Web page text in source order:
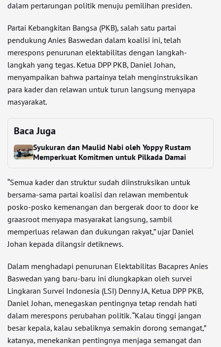
dalam pertarungan politik menuju pemilihan presiden.
Partai Kebangkitan Bangsa (PKB), salah satu partai
pendukung Anies Baswedan dalam koalisi ini, telah
merespons penurunan elektabilitas dengan langkah-
langkah yang tegas. Ketua DPP PKB, Daniel Johan,
menyampaikan bahwa partainya telah menginstruksikan
para kader dan relawan untuk turun langsung menyapa
masyarakat.
Baca Juga
Syukuran dan Maulid Nabi oleh Yoppy Rustam
Memperkuat Komitmen untuk Pilkada Damai
“Semua kader dan struktur sudah diinstruksikan untuk
bersama-sama partai koalisi dan relawan membentuk
posko-posko kemenangan dan bergerak door to door ke
graasroot menyapa masyarakat langsung, sambil
memperluas relawan dan dukungan rakyat,” ujar Daniel
Johan kepada dilangsir detiknews.
Dalam menghadapi penurunan Elektabilitas Bacapres Anies
Baswedan yang baru-baru ini diungkapkan oleh survei
Lingkaran Survei Indonesia (LSI) Denny JA, Ketua DPP PKB,
Daniel Johan, menegaskan pentingnya tetap rendah hati
dalam merespons perubahan politik. “Kalau tinggi jangan
besar kepala, kalau sebaliknya semakin dorong semangat,”
katanya, menekankan pentingnya menjaga semangat dan